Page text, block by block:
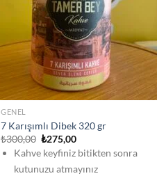
GENEL
7 Karışımlı Dibek 320 gr
₺300,00 Orijinal
fiyat:
₺300,00.
₺275,00Şu
andaki
fiyat:
₺275,00.
Kahve keyfiniz bitikten sonra
kutunuzu atmayınız